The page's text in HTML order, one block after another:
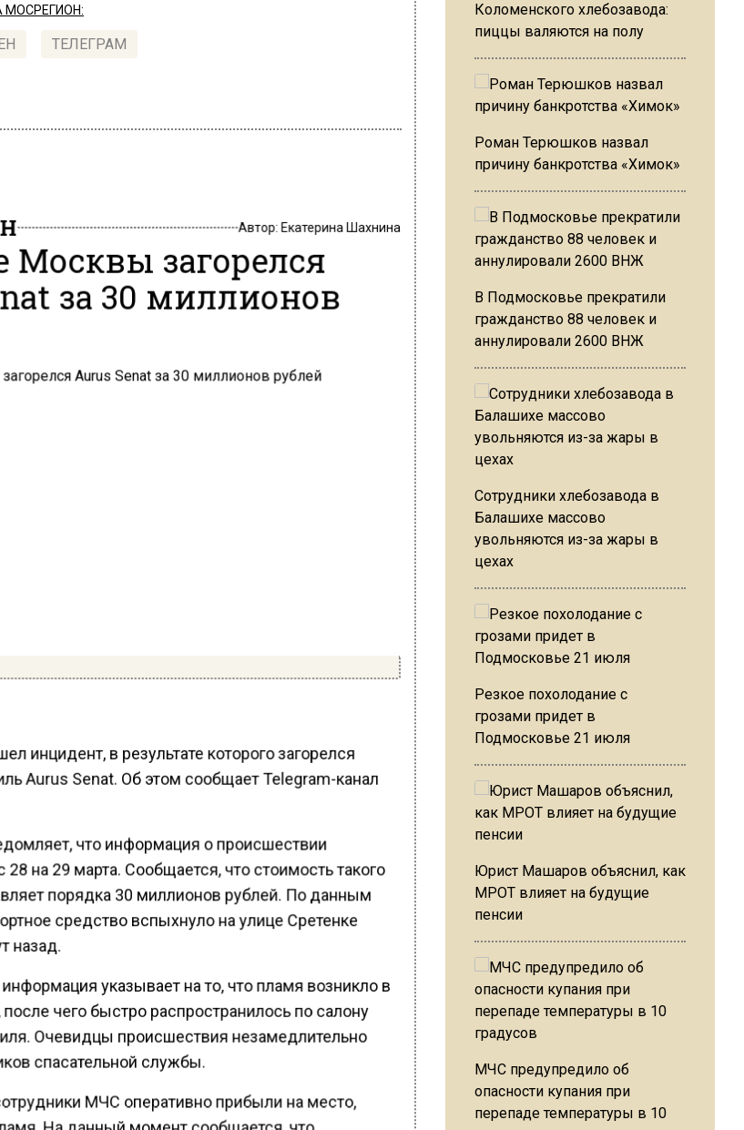
МОСРЕГИОН:
ТЕЛЕГРАМ
Автор:Екатерина Шахнина
Москвы загорелся
за 30 миллионов
инцидент, в результате которого загорелся
Aurus Senat. Об этом сообщает Telegram-канал
что информация о происшествии
28 на 29 марта. Сообщается, что стоимость такого
порядка 30 миллионов рублей. По данным
средство вспыхнуло на улице Сретенке
назад.
указывает на то, что пламя возникло в
после чего быстро распространилось по салону
Очевидцы происшествия незамедлительно
спасательной службы.
МЧС оперативно прибыли на место,
Коломенского хлебозавода:
пиццы валяются на полу
Роман Терюшков назвал
причину банкротства «Химок»
В Подмосковье прекратили
гражданство 88 человек и
аннулировали 2600 ВНЖ
Сотрудники хлебозавода в
Балашихе массово
увольняются из-за жары в
цехах
Резкое похолодание с
грозами придет в
Подмосковье 21 июля
Юрист Машаров объяснил, как
МРОТ влияет на будущие
пенсии
МЧС предупредило об
опасности купания при
перепаде температуры в 10